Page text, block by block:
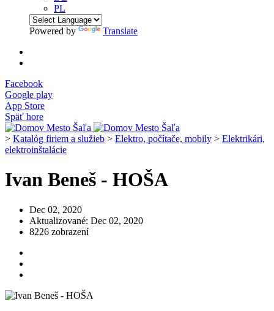
PL
Powered by Translate
Facebook
Google play
App Store
Späť hore
> Katalóg firiem a služieb > Elektro, počítače, mobily > Elektrikári,
elektroinštalácie
Ivan Beneš - HOŠA
Dec 02, 2020
Aktualizované: Dec 02, 2020
8226 zobrazení